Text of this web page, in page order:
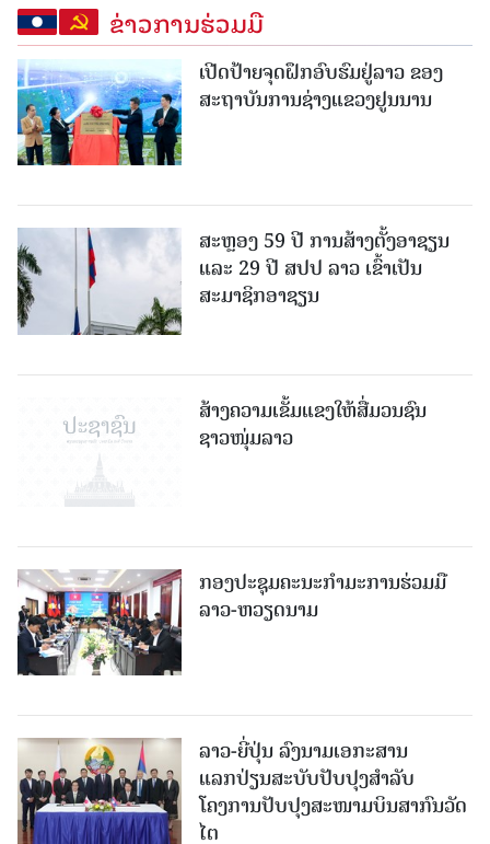
ຂ່າວການຮ່ວມມື
ເປີດປ້າຍຈຸດຝຶກອົບຮົມຢູ່ລາວ ຂອງ
ສະຖາບັນການຊ່າງແຂວງຢູນນານ
ສະຫຼອງ 59 ປີ ການສ້າງຕັ້ງອາຊຽນ
ແລະ 29 ປີ ສປປ ລາວ ເຂົ້າເປັນ
ສະມາຊິກອາຊຽນ
ສ້າງຄວາມເຂັ້ມແຂງໃຫ້ສື່ມວນຊົນ
ຊາວໜຸ່ມລາວ
ກອງປະຊຸມຄະນະກຳມະການຮ່ວມມື
ລາວ-ຫວຽດນາມ
ລາວ-ຍີ່ປຸ່ນ ລົງນາມເອກະສານ
ແລກປ່ຽນສະບັບປັບປຸງສໍາລັບ
ໂຄງການປັບປຸງສະໜາມບິນສາກົນວັດ
ໄຕ